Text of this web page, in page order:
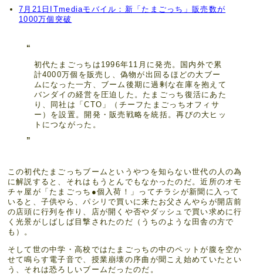
7月21日ITmediaモバイル：新「たまごっち」販売数が
1000万個突破
初代たまごっちは1996年11月に発売。国内外で累
計4000万個を販売し、偽物が出回るほどの大ブー
ムになった一方、ブーム後期に過剰な在庫を抱えて
バンダイの経営を圧迫した。たまごっち復活にあた
り、同社は「CTO」（チーフたまごっちオフィサ
ー）を設置。開発・販売戦略を統括。再びの大ヒッ
トにつながった。
この初代たまごっちブームというやつを知らない世代の人の為
に解説すると、それはもうとんでもなかったのだ。近所のオモ
チャ屋が「たまごっち●個入荷！」ってチラシが新聞に入って
いると、子供やら、パシリで買いに来たお父さんやらが開店前
の店頭に行列を作り、店が開くや否やダッシュで買い求めに行
く光景がしばしば目撃されたのだ（うちのような田舎の方で
も）。
そして世の中学・高校ではたまごっちの中のペットが腹を空か
せて鳴らす電子音で、授業崩壊の序曲が聞こえ始めていたとい
う、それは恐ろしいブームだったのだ。